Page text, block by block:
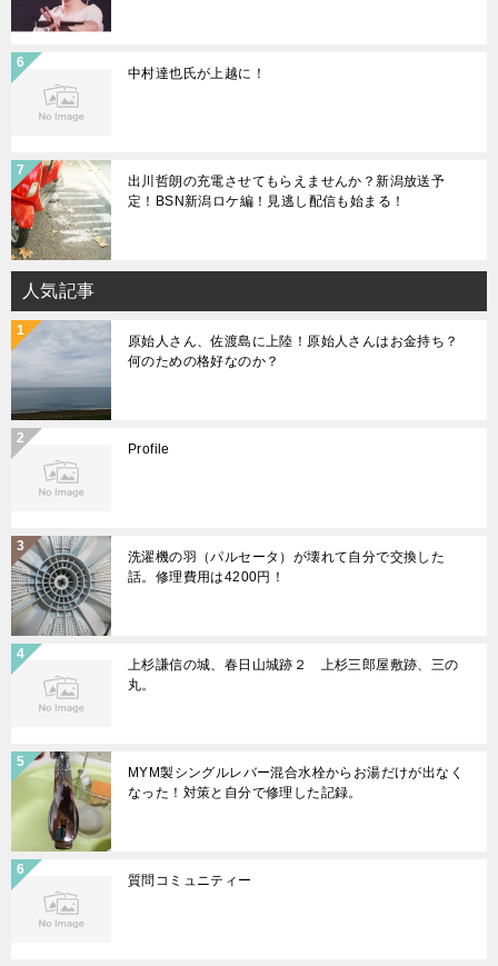
中村達也氏が上越に！
出川哲朗の充電させてもらえませんか？新潟放送予
定！BSN新潟ロケ編！見逃し配信も始まる！
人気記事
原始人さん、佐渡島に上陸！原始人さんはお金持ち？
何のための格好なのか？
Profile
洗濯機の羽（パルセータ）が壊れて自分で交換した
話。修理費用は4200円！
上杉謙信の城、春日山城跡２ 上杉三郎屋敷跡、三の
丸。
MYM製シングルレバー混合水栓からお湯だけが出なく
なった！対策と自分で修理した記録。
質問コミュニティー